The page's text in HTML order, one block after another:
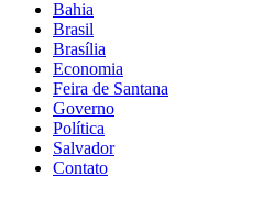
Bahia
Brasil
Brasília
Economia
Feira de Santana
Governo
Política
Salvador
Contato